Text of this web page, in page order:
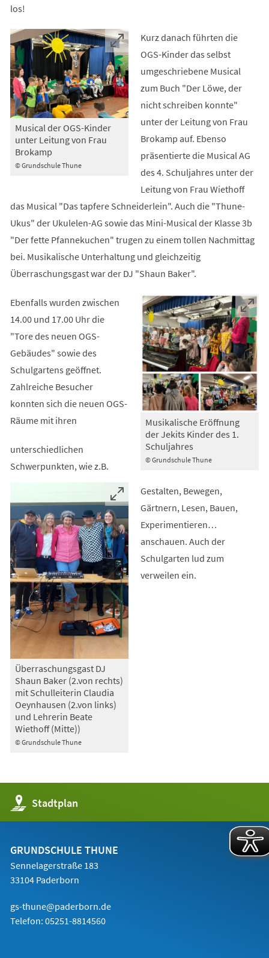
los!
© Grundschule Thune
Musical der OGS-Kinder
unter Leitung von Frau
Brokamp
Kurz danach führten die
OGS-Kinder das selbst
umgeschriebene Musical
zum Buch "Der Löwe, der
nicht schreiben konnte"
unter der Leitung von Frau
Brokamp auf. Ebenso
präsentierte die Musical AG
des 4. Schuljahres unter der
Leitung von Frau Wiethoff
das Musical "Das tapfere Schneiderlein". Auch die "Thune-
Ukus" der Ukulelen-AG sowie das Mini-Musical der Klasse 3b
"Der fette Pfannekuchen" trugen zu einem tollen Nachmittag
bei. Musikalische Unterhaltung und gleichzeitig
Überraschungsgast war der DJ "Shaun Baker".
© Grundschule Thune
Musikalische Eröffnung
der Jekits Kinder des 1.
Schuljahres
Ebenfalls wurden zwischen
14.00 und 17.00 Uhr die
"Tore des neuen OGS-
Gebäudes" sowie des
Schulgartens geöffnet.
Zahlreiche Besucher
konnten sich die neuen OGS-
Räume mit ihren
© Grundschule Thune
Überraschungsgast DJ
Shaun Baker (2.von rechts)
mit Schulleiterin Claudia
Oeynhausen (2.von links)
und Lehrerin Beate
Wiethoff (Mitte))
unterschiedlichen
Schwerpunkten, wie z.B.
Gestalten, Bewegen,
Gärtnern, Lesen, Bauen,
Experimentieren…
anschauen. Auch der
Schulgarten lud zum
verweilen ein.
Stadtplan
(Öffnet
in
einem
Tab)
GRUNDSCHULE THUNE
Sennelagerstraße 183
33104 Paderborn
gs-thune@paderborn.de
Telefon: 05251-8814560